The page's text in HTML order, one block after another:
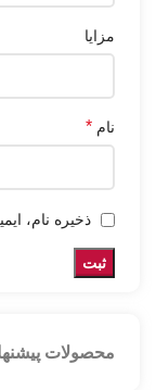
مزایا
نام *
ذخیره نام،
محصولات